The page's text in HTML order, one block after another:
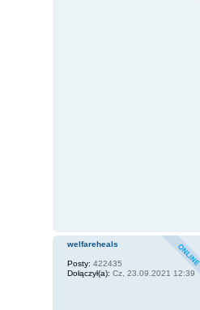
welfareheals
Posty: 422435
Dołączył(a): Cz, 23.09.2021 12:39